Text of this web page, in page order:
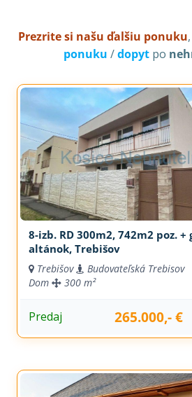
Prezrite si našu ďalšiu ponuku
ponuku /dopyt po
8-izb. RD 300m2, 742m2 poz. +
altánok, Trebišov
Trebišov
Budovateľská Trebisov
Dom
300 m²
Predaj 265.000,- €